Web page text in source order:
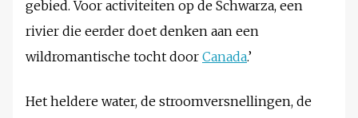
gebied. Voor activiteiten op de Schwarza, een
rivier die eerder doet denken aan een
wildromantische tocht door Canada.’
Het heldere water, de stroomversnellingen, de